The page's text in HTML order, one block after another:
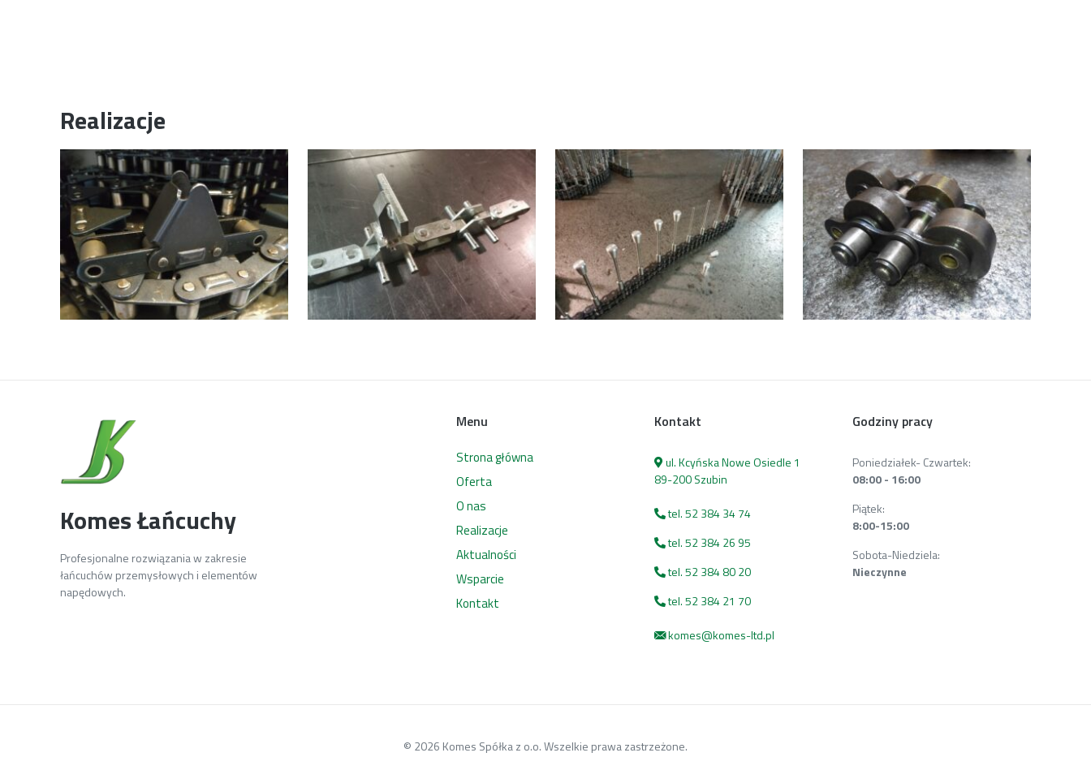
Realizacje
Komes Łańcuchy
Profesjonalne rozwiązania w zakresie
łańcuchów przemysłowych i elementów
napędowych.
Menu
Strona główna
Oferta
O nas
Realizacje
Aktualności
Wsparcie
Kontakt
Kontakt
ul. Kcyńska Nowe Osiedle 1
89-200 Szubin
tel. 52 384 34 74
tel. 52 384 26 95
tel. 52 384 80 20
tel. 52 384 21 70
komes@komes-ltd.pl
Godziny pracy
Poniedziałek- Czwartek:
08:00 - 16:00
Piątek:
8:00-15:00
Sobota-Niedziela:
Nieczynne
© 2026 Komes Spółka z o.o. Wszelkie prawa zastrzeżone.